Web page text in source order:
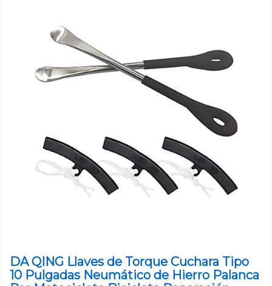
DA QING Llaves de Torque Cuchara Tipo
10 Pulgadas Neumático de Hierro Palanca